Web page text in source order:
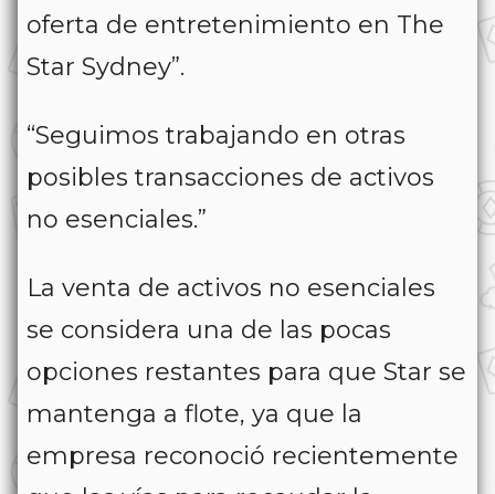
oferta de entretenimiento en The
Star Sydney”.
“Seguimos trabajando en otras
posibles transacciones de activos
no esenciales.”
La venta de activos no esenciales
se considera una de las pocas
opciones restantes para que Star se
mantenga a flote, ya que la
empresa reconoció recientemente